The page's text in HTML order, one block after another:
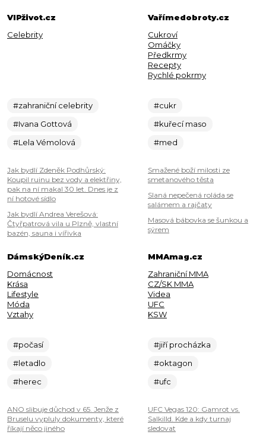
VIPživot.cz
Celebrity
#zahraniční celebrity
#Ivana Gottová
#Lela Vémolová
Jak bydlí Zdeněk Podhůrský:
Koupil ruinu bez vody a elektřiny,
pak na ní makal 30 let. Dnes je z
ní hotové sídlo
Jak bydlí Andrea Verešová:
Čtyřpatrová vila u Plzně, vlastní
bazén, sauna i vířivka
Vařímedobroty.cz
Cukroví
Omáčky
Předkrmy
Recepty
Rychlé pokrmy
#cukr
#kuřecí maso
#med
Smažené boží milosti ze
smetanového těsta
Slaná nepečená roláda se
salámem a rajčaty
Masová bábovka se šunkou a
sýrem
DámskýDeník.cz
Domácnost
Krása
Lifestyle
Móda
Vztahy
#počasí
#letadlo
#herec
ANO slibuje důchod v 65. Jenže z
Bruselu vypluly dokumenty, které
říkají něco jiného
MMAmag.cz
Zahraniční MMA
CZ/SK MMA
Videa
UFC
KSW
#jiří procházka
#oktagon
#ufc
UFC Vegas 120: Gamrot vs.
Salkilld. Kde a kdy turnaj
sledovat